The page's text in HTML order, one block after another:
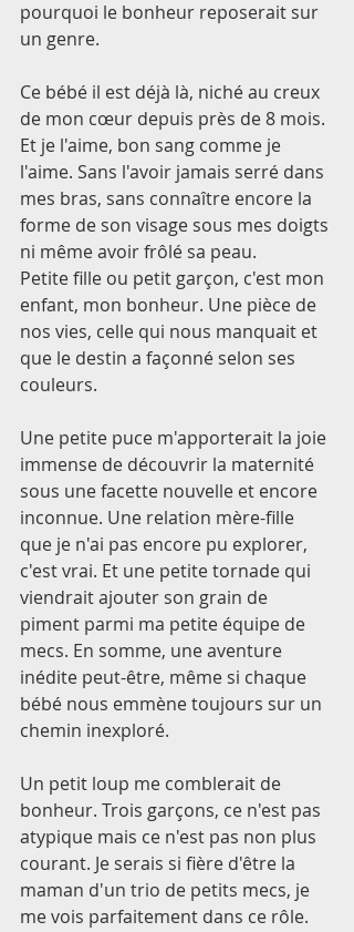
pourquoi le bonheur reposerait sur
un genre.
Ce bébé il est déjà là, niché au creux
de mon cœur depuis près de 8 mois.
Et je l'aime, bon sang comme je
l'aime. Sans l'avoir jamais serré dans
mes bras, sans connaître encore la
forme de son visage sous mes doigts
ni même avoir frôlé sa peau.
Petite fille ou petit garçon, c'est mon
enfant, mon bonheur. Une pièce de
nos vies, celle qui nous manquait et
que le destin a façonné selon ses
couleurs.
Une petite puce m'apporterait la joie
immense de découvrir la maternité
sous une facette nouvelle et encore
inconnue. Une relation mère-fille
que je n'ai pas encore pu explorer,
c'est vrai. Et une petite tornade qui
viendrait ajouter son grain de
piment parmi ma petite équipe de
mecs. En somme, une aventure
inédite peut-être, même si chaque
bébé nous emmène toujours sur un
chemin inexploré.
Un petit loup me comblerait de
bonheur. Trois garçons, ce n'est pas
atypique mais ce n'est pas non plus
courant. Je serais si fière d'être la
maman d'un trio de petits mecs, je
me vois parfaitement dans ce rôle.